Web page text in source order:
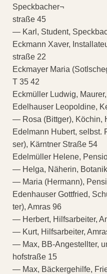
Speckbacher¬
straße 45
— Karl, Student,
Eckmann Xaver,
straße 22
Eckmayer Maria
T 35 42
Eckmüller Ludwig,
Edelhauser Leopoldine,
— Rosa (Bittger), Köchin,
Edelmann Hubert, selbst.
ser), Kärntner Straße 54
Edelmüller Helene,
— Helga, Näherin,
— Maria (Hermann),
Edenhauser Gottfried,
ter), Amras 96
— Herbert, Hilfsarbeiter,
— Kurt, Hilfsarbeiter,
— Max, BB-Angestellter,
hofstraße 15
— Max, Bäckergehilfe,